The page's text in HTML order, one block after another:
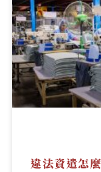
違法資遣怎